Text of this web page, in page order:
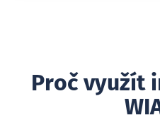
Proč využít